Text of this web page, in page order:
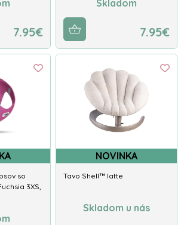
7.95€
Skladom
7.95€
so
3XS,
NOVINKA
Tavo Shell™ latte
Skladom u nás